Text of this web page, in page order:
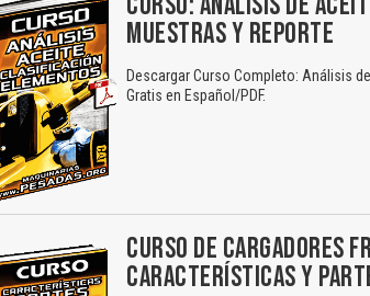
MUESTRAS Y REPORTE
Descargar Curso Completo: Análisis
Gratis en Español/PDF.
CURSO DE CARGADORES
CARACTERÍSTICAS Y